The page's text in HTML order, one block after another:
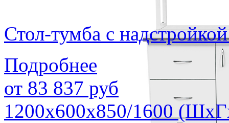
Стол-тумба с
Подробнее
от 83 837 руб
1200х600х850/1600